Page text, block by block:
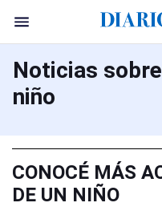
Noticias
niño
CONOCÉ MÁS
DE UN NIÑO